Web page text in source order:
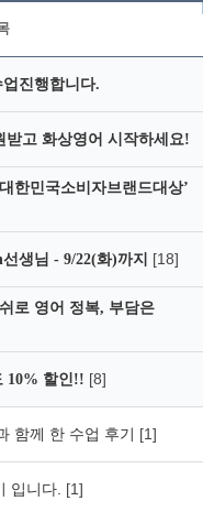
진행합니다.
고 화상영어 시작하세요!
한민국소비자브랜드대상’
생님 - 9/22(화)까지 [18]
로 영어 정복, 부담은
10% 할인!! [8]
함께 한 수업 후기 [1]
입니다. [1]